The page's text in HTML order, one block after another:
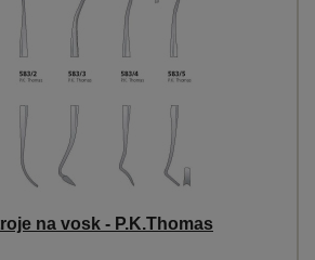
na vosk - P.K.Thomas